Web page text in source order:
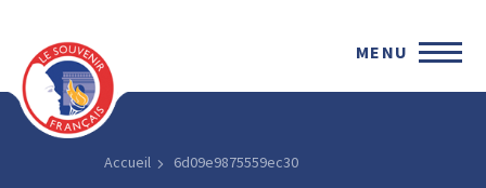
MENU
Accueil 6d09e9875559ec30